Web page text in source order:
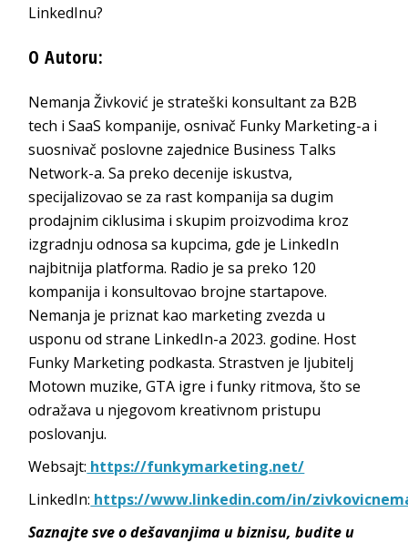
LinkedInu?
O Autoru:
Nemanja Živković je strateški konsultant za B2B
tech i SaaS kompanije, osnivač Funky Marketing-a i
suosnivač poslovne zajednice Business Talks
Network-a. Sa preko decenije iskustva,
specijalizovao se za rast kompanija sa dugim
prodajnim ciklusima i skupim proizvodima kroz
izgradnju odnosa sa kupcima, gde je LinkedIn
najbitnija platforma. Radio je sa preko 120
kompanija i konsultovao brojne startapove.
Nemanja je priznat kao marketing zvezda u
usponu od strane LinkedIn-a 2023. godine. Host
Funky Marketing podkasta. Strastven je ljubitelj
Motown muzike, GTA igre i funky ritmova, što se
odražava u njegovom kreativnom pristupu
poslovanju.
Websajt: https://funkymarketing.net/
LinkedIn: https://www.linkedin.com/in/
Saznajte sve o dešavanjima u biznisu, budite u